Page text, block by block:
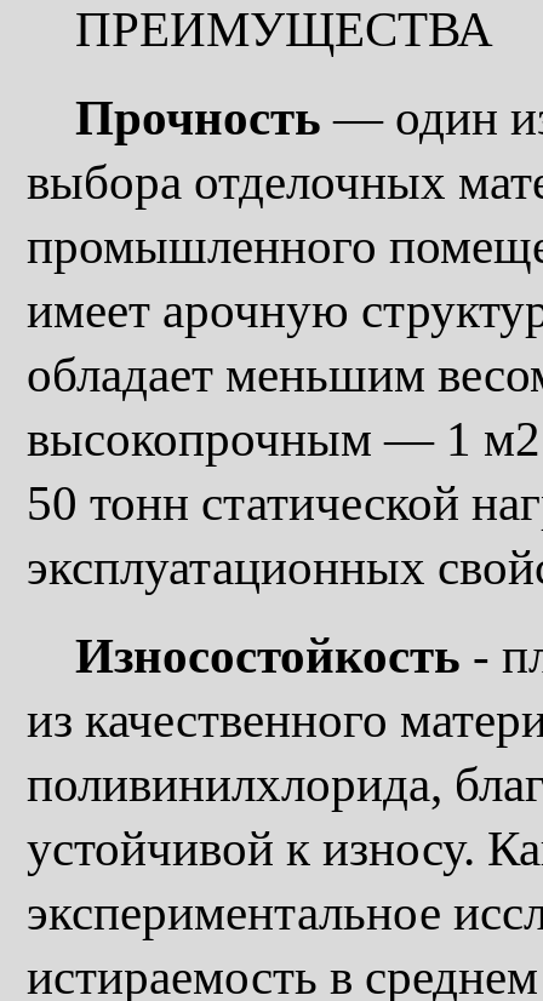
ПРЕИМУЩЕСТВА
Прочность — один
выбора отделочных
промышленного
имеет арочную
обладает меньшим
высокопрочным — 1 м2
50 тонн статической
эксплуатационных
Износостойкость -
из качественного
поливинилхлорида,
устойчивой к износу.
экспериментальное
истираемость в